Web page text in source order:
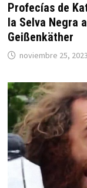
Profecías de
la Selva Negra
Geißenkäther
noviembre 25, 2023